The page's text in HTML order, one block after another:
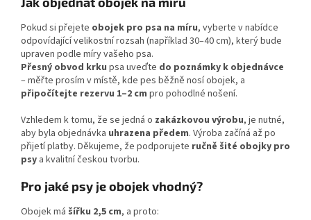
Pokud si přejete obojek pro psa na míru, vyberte v nabídce
odpovídající velikostní rozsah (například 30–40 cm), který bude
upraven podle míry vašeho psa.
Přesný obvod krku psa uveďte do poznámky k objednávce
– měřte prosím v místě, kde pes běžně nosí obojek, a
připočítejte rezervu 1–2 cm pro pohodlné nošení.
Vzhledem k tomu, že se jedná o zakázkovou výrobu, je nutné,
aby byla objednávka uhrazena předem. Výroba začíná až po
přijetí platby. Děkujeme, že podporujete ručně šité obojky pro
psy a kvalitní českou tvorbu.
Pro jaké psy je obojek vhodný?
Obojek má šířku 2,5 cm, a proto: